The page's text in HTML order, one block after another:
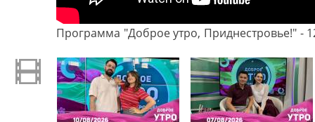
Программа "Доброе утро, Приднестровье!" -